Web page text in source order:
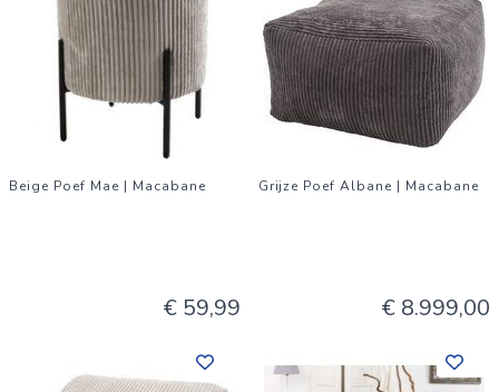
Beige Poef Mae | Macabane
€ 59,99
Grijze Poef Albane | Macabane
€ 8.999,00